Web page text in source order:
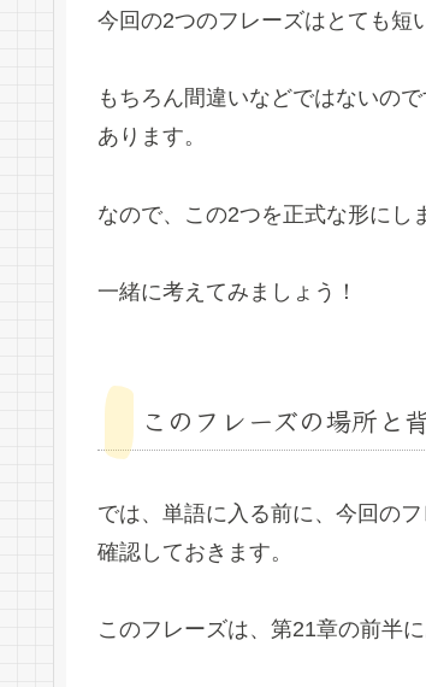
今回の2つのフレーズはとても短
もちろん間違いなどではないの
あります。
なので、この2つを正式な形にし
一緒に考えてみましょう！
このフレーズの場所と
では、単語に入る前に、今回の
確認しておきます。
このフレーズは、第21章の前半